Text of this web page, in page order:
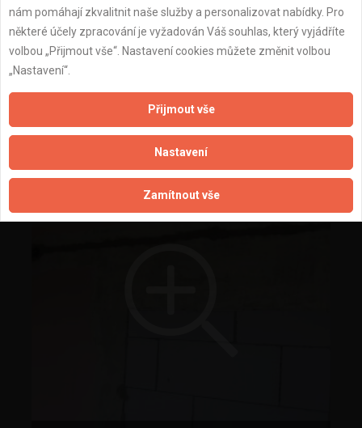
Elektroinstalační práce při rekonstrukci bytu
nám pomáhají zkvalitnit naše služby a personalizovat nabídky. Pro
některé účely zpracování je vyžadován Váš souhlas, který vyjádříte
volbou „Přijmout vše“. Nastavení cookies můžete změnit volbou
„Nastavení“.
Přijmout vše
Nastavení
Zamítnout vše